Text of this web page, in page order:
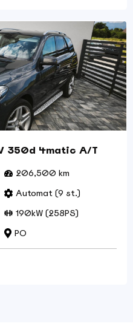
350d 4matic A/T
206,500 km
Automat (9 st.)
190kW (258PS)
PO